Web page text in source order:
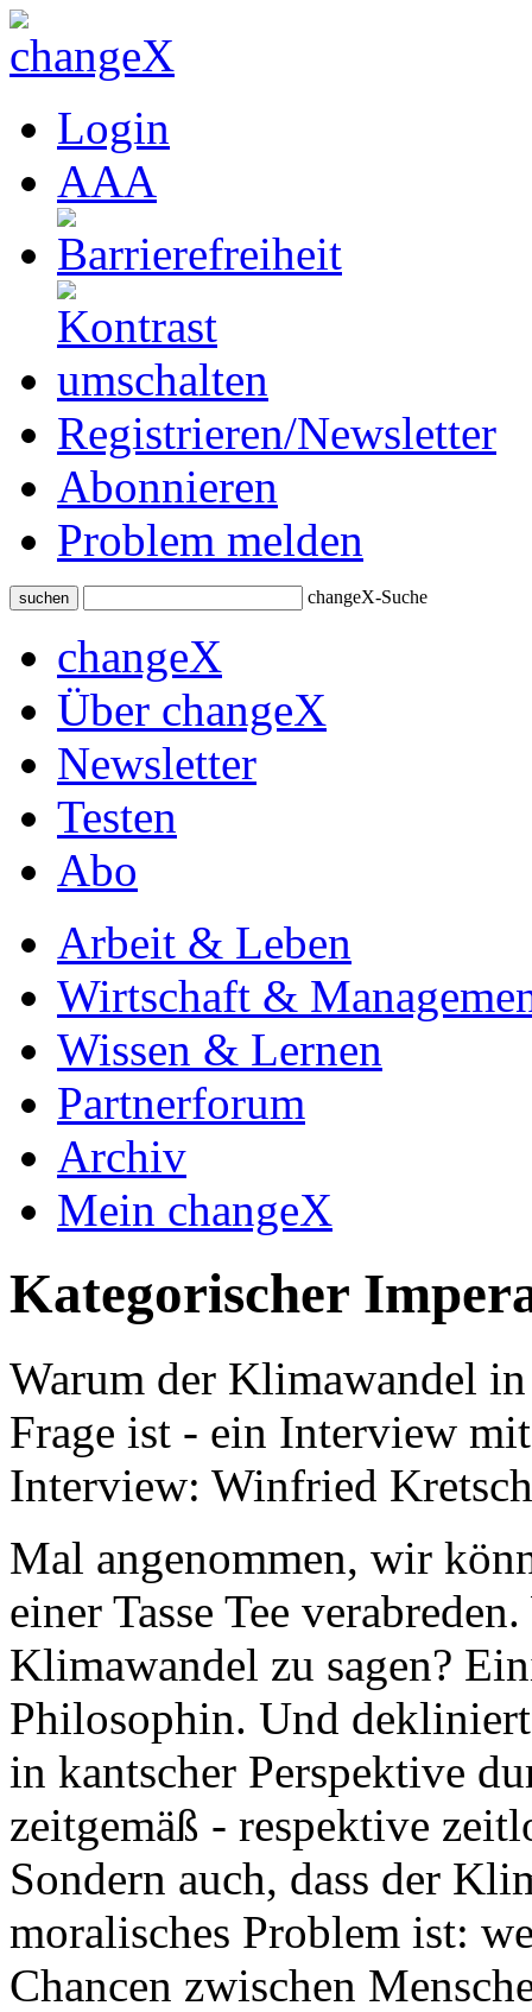
Login
AAA
Registrieren/Newsletter
Abonnieren
Problem melden
suchen changeX-Suche
changeX
Über changeX
Newsletter
Testen
Abo
Arbeit & Leben
Wirtschaft &
Wissen & Lernen
Partnerforum
Archiv
Mein changeX
Kategorischer
Warum der Klimawandel
Frage ist - ein Interview
Interview: Winfried
Mal angenommen, wir
einer Tasse Tee
Klimawandel zu sagen?
Philosophin. Und
in kantscher Perspektive
zeitgemäß - respektive
Sondern auch, dass der
moralisches Problem ist:
Chancen zwischen